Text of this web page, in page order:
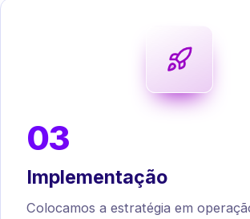
03
Implementação
Colocamos a estratégia em